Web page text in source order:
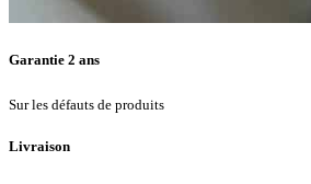
Garantie 2 ans
Sur les défauts de produits
Livraison